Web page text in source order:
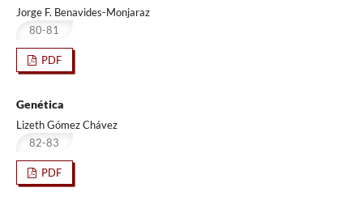
Jorge F. Benavides-Monjaraz
80-81
PDF
Genética
Lizeth Gómez Chávez
82-83
PDF